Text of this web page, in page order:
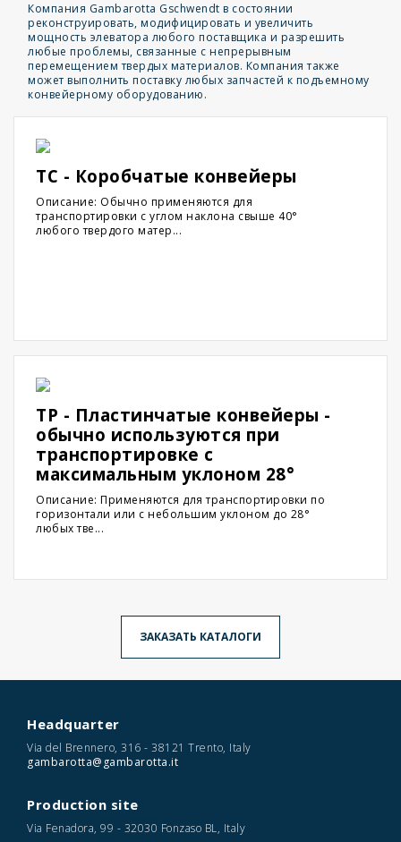
Компания Gambarotta Gschwendt в состоянии
реконструировать, модифицировать и увеличить
мощность элеватора любого поставщика и разрешить
любые проблемы, связанные с непрерывным
перемещением твердых материалов. Компания также
может выполнить поставку любых запчастей к подъемному
конвейерному оборудованию.
TC - Коробчатые конвейеры
Описание: Обычно применяются для
транспортировки с углом наклона свыше 40°
любого твердого матер...
TP - Пластинчатые конвейеры -
обычно используются при
транспортировке с
максимальным уклоном 28°
Описание: Применяются для транспортировки по
горизонтали или с небольшим уклоном до 28°
любых тве...
ЗАКАЗАТЬ КАТАЛОГИ
Headquarter
Via del Brennero, 316 - 38121 Trento, Italy
gambarotta@gambarotta.it
Production site
Via Fenadora, 99 - 32030 Fonzaso BL, Italy